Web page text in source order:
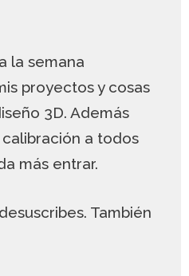
la semana
proyectos y cosas
3D. Además
a todos
más entrar.
También